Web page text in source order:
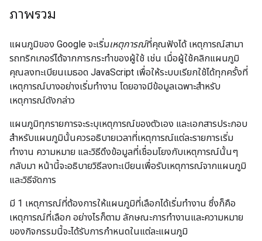
ภาพรวม
แผนภูมิของ Google จะเริ่มเหตุการณ์ที่คุณฟังได้ เหตุการณ์สามา
รถทริกเกอร์ได้จากการกระทำของผู้ใช้ เช่น เมื่อผู้ใช้คลิกแผนภูมิ
คุณลงทะเบียนเมธอด JavaScript เพื่อให้ระบบเรียกใช้ได้ทุกครั้งที่
เหตุการณ์บางอย่างเริ่มทำงาน โดยอาจมีข้อมูลเฉพาะสำหรับ
เหตุการณ์ดังกล่าว
แผนภูมิทุกรายการจะระบุเหตุการณ์ของตัวเอง และเอกสารประกอบ
สำหรับแผนภูมินั้นควรอธิบายเวลาที่เหตุการณ์แต่ละรายการเริ่ม
ทำงาน ความหมาย และวิธีดึงข้อมูลที่เชื่อมโยงกับเหตุการณ์นั้นๆ
กลับมา หน้านี้จะอธิบายวิธีลงทะเบียนเพื่อรับเหตุการณ์จากแผนภูมิ
และวิธีจัดการ
มี 1 เหตุการณ์ที่ต้องการให้แผนภูมิที่เลือกได้เริ่มทำงาน ซึ่งก็คือ
เหตุการณ์ที่เลือก อย่างไรก็ตาม ลักษณะการทำงานและความหมาย
ของกิจกรรมนี้จะได้รับการกำหนดในแต่ละแผนภูมิ